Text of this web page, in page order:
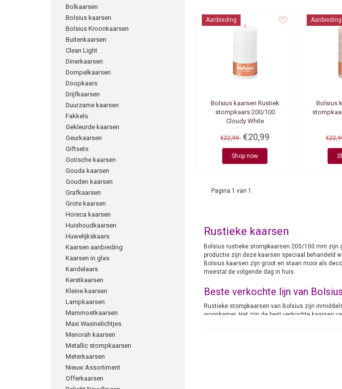
Bolkaarsen
Bolsius kaarsen
Bolsius Kroonkaarsen
Buitenkaarsen
Clean Light
Dinerkaarsen
Dompelkaarsen
Doopkaars
Drijfkaarsen
Duurzame kaarsen
Fakkels
Gekleurde kaarsen
Geurkaarsen
Giftsets
Gotische kaarsen
Gouda kaarsen
Gouden kaarsen
Grafkaarsen
Grote kaarsen
Horeca kaarsen
Huishoudkaarsen
Huwelijkskaars
Kaarsen aanbieding
Kaarsen in glas
Kandelaars
Kerstkaarsen
Kleine kaarsen
Lampkaarsen
Mammoetkaarsen
Maxi Waxinelichtjes
Menorah kaarsen
Metallic stompkaarsen
Meterkaarsen
Nieuw Assortiment
Offerkaarsen
Aanbieding
Bolsius kaarsen Rustiek
stompkaars 200/100
Cloudy White
€22,99 €20,99
Shop now
Aanbieding
Bolsius
Pagina 1 van 1
Rustieke kaarsen
Bolsius rustieke stompkaarsen 200/100 mm zijn
productie zijn deze kaarsen speciaal behandeld
Bolsius kaarsen zijn groot en staan mooi als
meestal de volgende dag in huis.
Beste verkochte lijn van Bolsius
Rustieke stompkaarsen van Bolsius zijn
woonkamer. Het zijn de best verkochte kaarsen
De grootste Kaarsenwinkel online. Bij ons krijg je